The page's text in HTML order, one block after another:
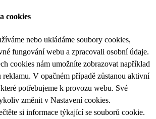
cookies
nebo ukládáme soubory cookies,
fungování webu a zpracovali osobní údaje.
cookies nám umožníte zobrazovat například
reklamu. V opačném případě zůstanou aktivní
potřebujeme k provozu webu. Své
změnit v Nastavení cookies.
si informace týkající se souborů cookie.